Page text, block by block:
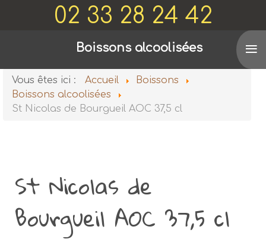
02 33 28 24 42
Voir aussi
Boissons alcoolisées ≡
Vous êtes ici : Accueil
Boissons
Boissons alcoolisées
St Nicolas de Bourgueil AOC 37,5 cl
St Nicolas de
Bourgueil AOC 37,5 cl